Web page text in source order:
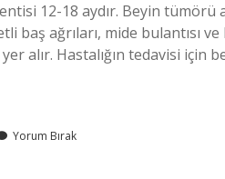
12-18 aydır. Beyin
baş ağrıları, mide
alır. Hastalığın tedavisi
Yorum Bırak